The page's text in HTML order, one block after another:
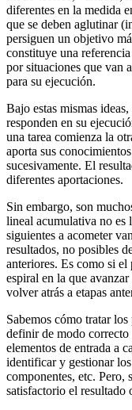
diferentes en la medida
que se deben aglutinar
persiguen un objetivo
constituye una
por situaciones que van
para su ejecución.
Bajo estas mismas
responden en su
una tarea comienza la
aporta sus
sucesivamente. El
diferentes aportaciones.
Sin embargo, son
lineal acumulativa no es
siguientes a acometer
resultados, no posibles
anteriores. Es como si el
espiral en la que
volver atrás a etapas
Sabemos cómo tratar
definir de modo
elementos de entrada a
identificar y gestionar
componentes, etc. Pero,
satisfactorio el resultado